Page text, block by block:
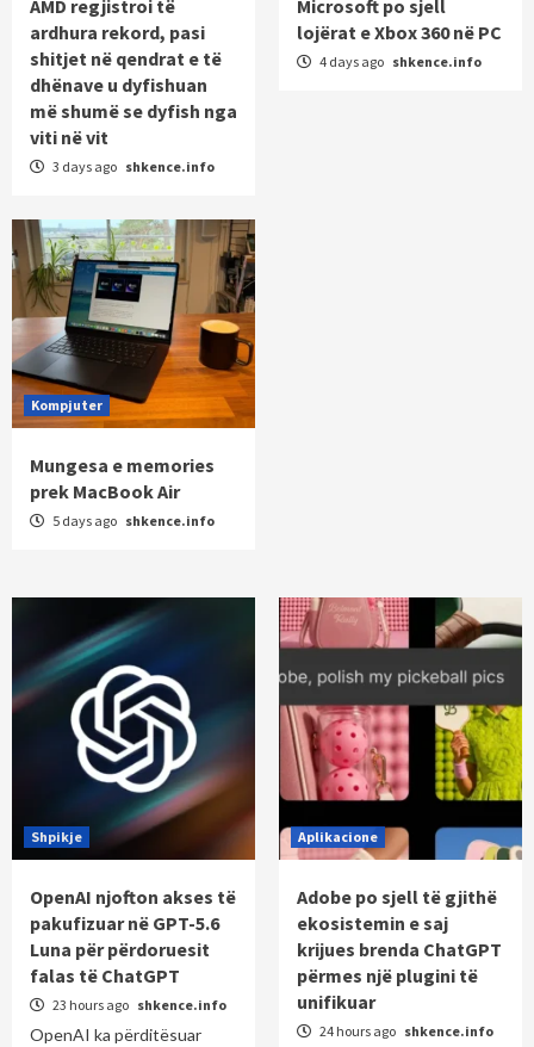
AMD regjistroi të
ardhura rekord, pasi
shitjet në qendrat e të
dhënave u dyfishuan
më shumë se dyfish nga
viti në vit
3 days ago shkence.info
Microsoft po sjell
lojërat e Xbox 360 në PC
4 days ago shkence.info
Kompjuter
Mungesa e memories
prek MacBook Air
5 days ago shkence.info
Shpikje
OpenAI njofton akses të
pakufizuar në GPT-5.6
Luna për përdoruesit
falas të ChatGPT
23 hours ago shkence.info
OpenAI ka përditësuar
Aplikacione
Adobe po sjell të gjithë
ekosistemin e saj
krijues brenda ChatGPT
përmes një plugini të
unifikuar
24 hours ago shkence.info